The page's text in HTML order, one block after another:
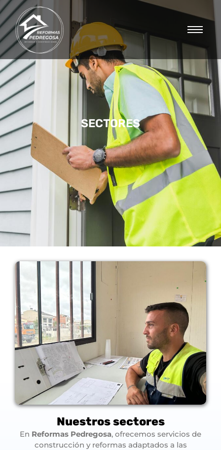
SECTORES
Nuestros sectores
En Reformas Pedregosa, ofrecemos servicios de
construcción y reformas adaptados a las